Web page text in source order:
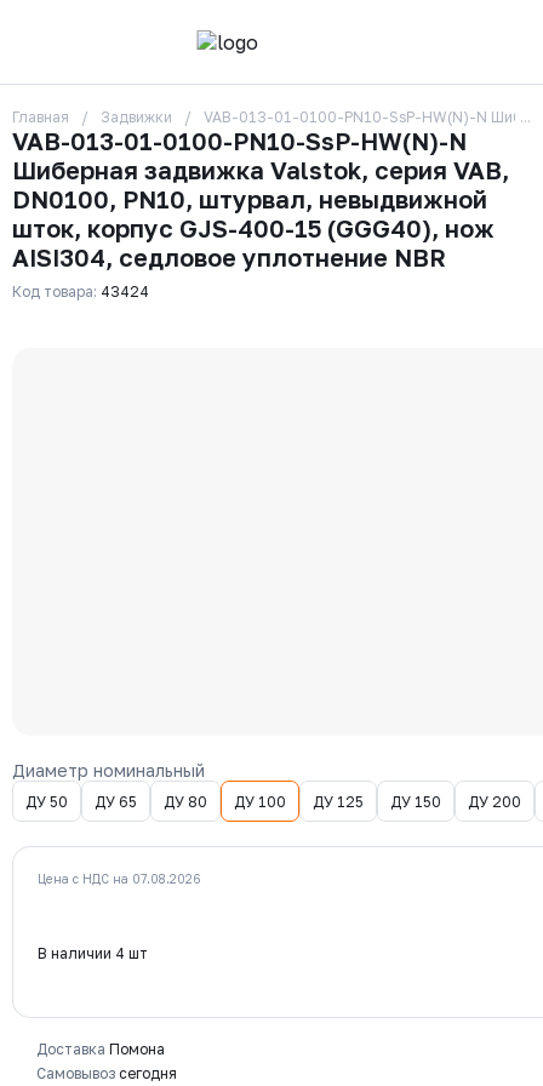
О компании
Контакты
Бренды
Отзывы
Сотрудники
Вакансии
Доставка
Оплата
Главная Задвижки VAB-013-01-0100-PN10-SsP-HW(N)-N
VAB-013-01-0100-PN10-SsP-HW(N)-N
Шиберная задвижка Valstok, серия VAB,
DN0100, PN10, штурвал, невыдвижной
шток, корпус GJS-400-15 (GGG40), нож
AISI304, седловое уплотнение NBR
Код товара: 43424
Диаметр номинальный
ДУ 50 ДУ 65 ДУ 80 ДУ 100 ДУ 125 ДУ 150 ДУ 200
Цена с НДС на 07.08.2026
В наличии 4 шт
Доставка Помона
Самовывоз сегодня